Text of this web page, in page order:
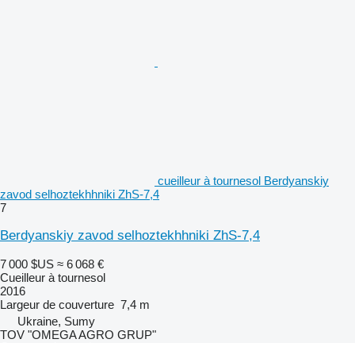
cueilleur à tournesol Berdyanskiy
zavod selhoztekhhniki ZhS-7,4
7
Berdyanskiy zavod selhoztekhhniki ZhS-7,4
7 000 $US ≈ 6 068 €
Cueilleur à tournesol
2016
Largeur de couverture 7,4 m
Ukraine, Sumy
TOV "OMEGA AGRO GRUP"